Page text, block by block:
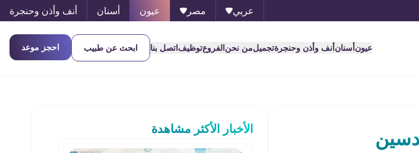
عربي مصر عيون أسنان أنف وأذن وحنجرة
عيونأسنانأنف وأذن وحنجرةتجميلمن نحنالفروعتوظيفاتصل بنا ابحث عن طبيب احجز موعد
الأخبار الأكثر مشاهدة